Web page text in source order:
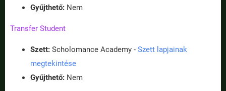
Gyűjthető: Nem
Transfer Student
Szett: Scholomance Academy - Szett lapjainak
megtekintése
Gyűjthető: Nem